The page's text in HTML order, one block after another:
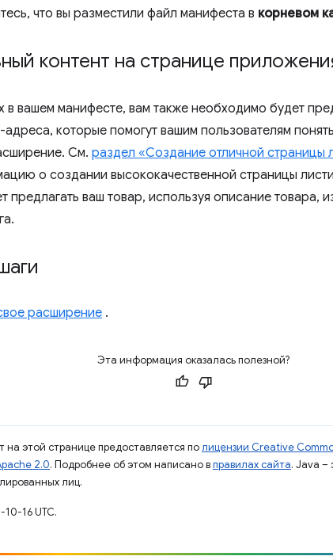
что вы разместили файл манифеста в корневом
контент на странице
вашем манифесте, вам также необходимо будет
которые помогут вашим пользователям
См. раздел «Создание отличной страницы
о создании высококачественной страницы
предлагать ваш товар, используя описание товара,
расширение .
Эта информация оказалась полезной?
на этой странице предоставляется полицензии Creative
2.0. Подробнее об этом написано вправилах сайта. Java –
лиц.
16 UTC.